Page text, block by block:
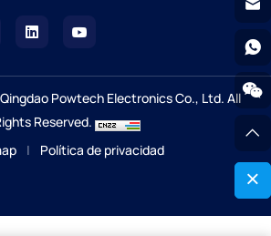
Powtech Electronics Co., Ltd. All
Reserved.
| Política de privacidad